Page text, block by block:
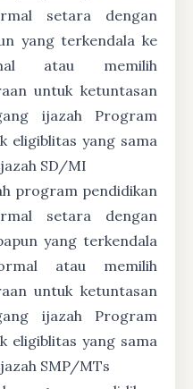
setara dengan
yang terkendala ke
atau memilih
untuk ketuntasan
ijazah Program
eligiblitas yang sama
SD/MI
program pendidikan
setara dengan
yang terkendala
atau memilih
untuk ketuntasan
ijazah Program
eligiblitas yang sama
SMP/MTs